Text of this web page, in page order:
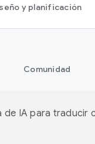
y planificación
Comunidad
IA para traducir